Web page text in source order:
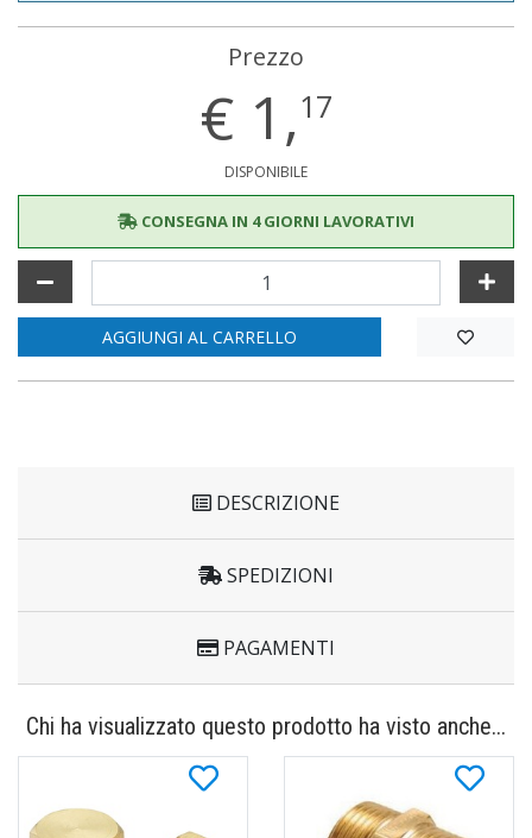
Prezzo
€ 1,17
DISPONIBILE
CONSEGNA IN 4 GIORNI LAVORATIVI
AGGIUNGI AL CARRELLO
DESCRIZIONE
SPEDIZIONI
PAGAMENTI
Chi ha visualizzato questo prodotto ha visto anche...